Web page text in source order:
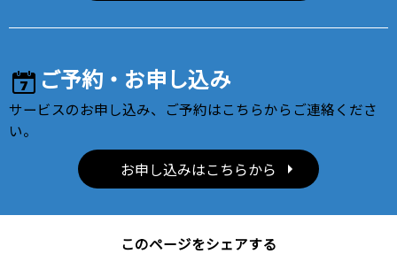
ご予約・お申し込み
サービスのお申し込み、ご予約はこちらからご連絡くださ
い。
お申し込みはこちらから
このページをシェアする